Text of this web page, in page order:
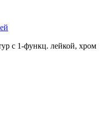
с 1-функц. лейкой, хром